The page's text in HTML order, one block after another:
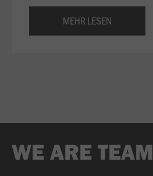
MEHR LESEN
WE ARE TEAM